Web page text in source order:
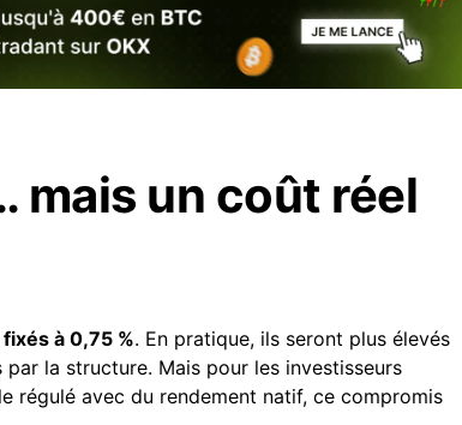
mais un coût réel
à 0,75 %. En pratique, ils seront plus élevés
la structure. Mais pour les investisseurs
régulé avec du rendement natif, ce compromis